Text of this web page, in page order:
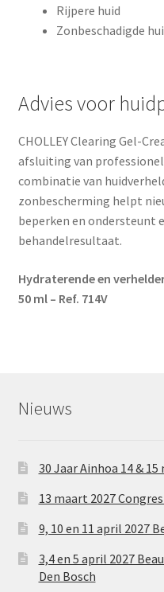
Rijpere huid
Zonbeschadigde
Advies voor
CHOLLEY Clearing Gel-
afsluiting van
combinatie van
zonbescherming helpt
beperken en ondersteunt
behandelresultaat.
Hydraterende en
50 ml – Ref. 714V
Nieuws
30 Jaar Ainhoa 14 & 15
13 maart 2027
9, 10 en 11 april 2027
3,4 en 5 april 2027
Den Bosch